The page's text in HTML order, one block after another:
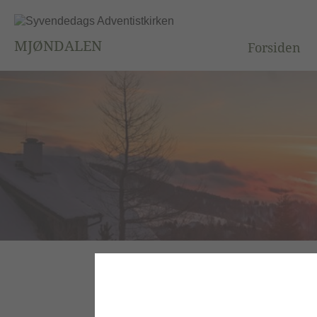
MJØNDALEN Forsiden